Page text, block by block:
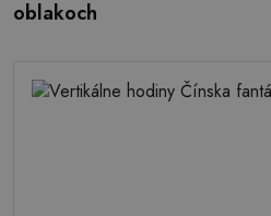
oblakoch